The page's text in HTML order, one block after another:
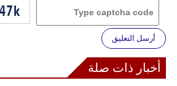
أرسل التعليق
أخبار ذات صلة